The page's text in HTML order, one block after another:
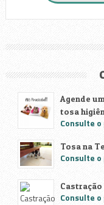
Agende
tosa
Consulte
Tosa na
Consulte
Castração
Consulte